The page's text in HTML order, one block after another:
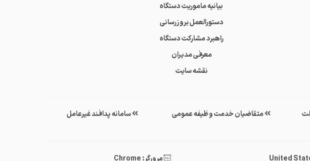
بیانیه ماموریت دستگاه
دستورالعمل بروزرسانی
راهبرد مشارکت دستگاه
معرفی مدیران
نقشه سایت
متقاضیان خدمت وظیفه عمومی سامانه پدافند غیرعامل
مرورگر: Chrome